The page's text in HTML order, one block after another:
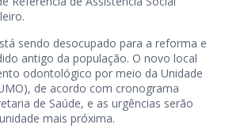
sendo desocupado para a reforma e
antigo da população. O novo local
odontológico por meio da Unidade
de acordo com cronograma
de Saúde, e as urgências serão
mais próxima.